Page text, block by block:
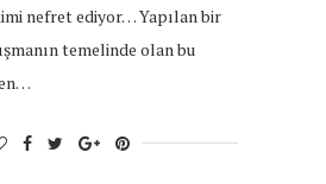
nefret ediyor… Yapılan bir
temelinde olan bu